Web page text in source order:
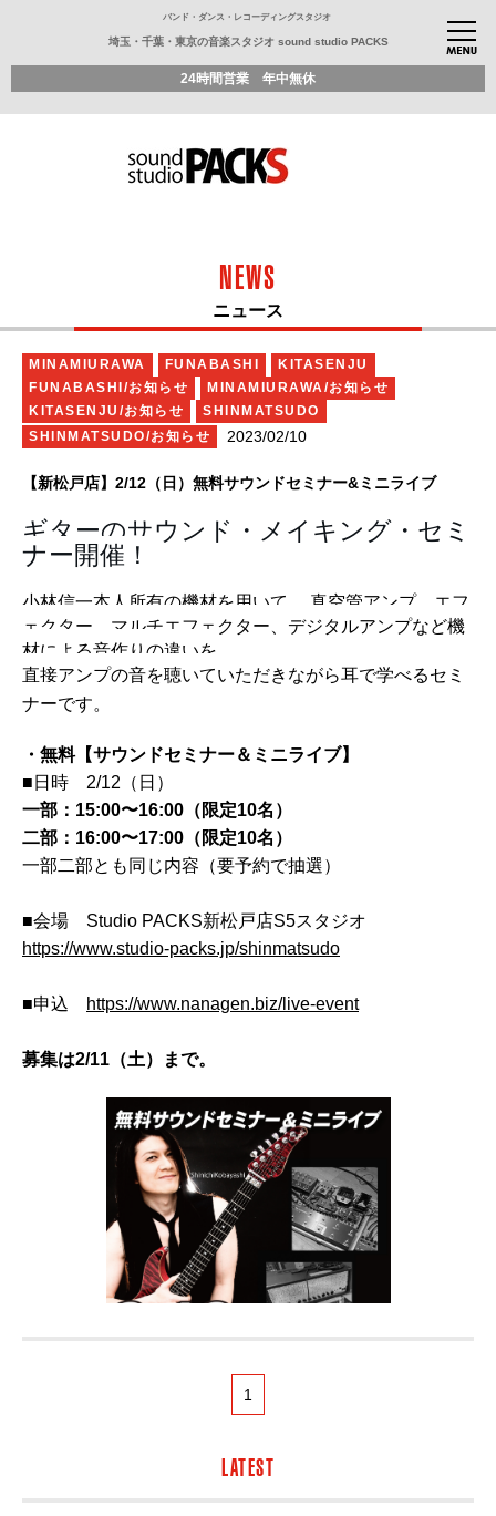
バンド・ダンス・レコーディングスタジオ
埼玉・千葉・東京の音楽スタジオ sound studio PACKS
24時間営業 年中無休
NEWS
ニュース
MINAMIURAWA FUNABASHI
KITASENJU
FUNABASHI/お知らせ
MINAMIURAWA/お知らせ
KITASENJU/お知らせ
SHINMATSUDO
SHINMATSUDO/お知らせ
2023/02/10
【新松戸店】2/12（日）無料サウンドセミナー&ミニライブ
ギターのサウンド・メイキング・セミ
ナー開催！
小林信一本人所有の機材を用いて 、真空管アンプ、エフ
ェクター、マルチエフェクター、デジタルアンプなど機
材による音作りの違いを
直接アンプの音を聴いていただきながら耳で学べるセミ
ナーです。
・無料【サウンドセミナー＆ミニライブ】
■日時 2/12（日）
一部：15:00〜16:00（限定10名）
二部：16:00〜17:00（限定10名）
一部二部とも同じ内容（要予約で抽選）
■会場 Studio PACKS新松戸店S5スタジオ
https://www.studio-packs.jp/shinmatsudo
■申込 https://www.nanagen.biz/live-event
募集は2/11（土）まで。
1
LATEST